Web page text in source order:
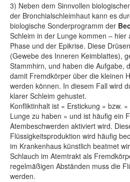
3) Neben dem Sinnvollen
der Bronchialschleimhaut kann es
biologische Sonderprogramm der
Schleim in der Lunge kommen – hier
Phase und der Epikrise. Diese
(Gewebe des Inneren Keimblattes),
Stammhirn, und haben die Aufgabe,
damit Fremdkörper über die kleinen
werden können. In diesem Fall wird
klarer Schleim gehustet.
Konfliktinhalt ist « Erstickung » bzw.
Lunge zu haben » und ist häufig ein
Atembeschwerden aktiviert wird.
Flüssigkeitsproduktion wird häufig
im Krankenhaus künstlich beatmet
Schlauch im Atemtrakt als
regelmäßigen Abständen muss die
werden.